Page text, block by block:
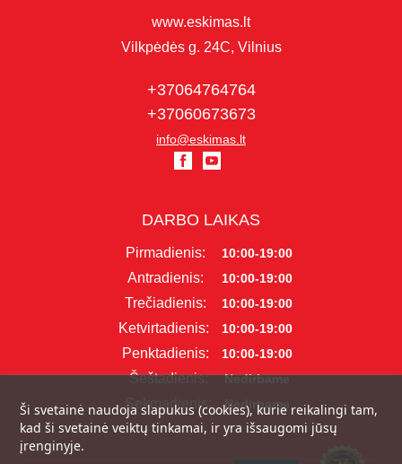
www.eskimas.lt
Vilkpėdės g. 24C, Vilnius
+37064764764
+37060673673
info@eskimas.lt
DARBO LAIKAS
Pirmadienis: 10:00-19:00
Antradienis: 10:00-19:00
Trečiadienis: 10:00-19:00
Ketvirtadienis: 10:00-19:00
Penktadienis: 10:00-19:00
Šeštadienis: Nedirbame
Sekmadienis: Nedirbame
Ši svetainė naudoja slapukus (cookies), kurie reikalingi tam,
kad ši svetainė veiktų tinkamai, ir yra išsaugomi jūsų
įrenginyje.